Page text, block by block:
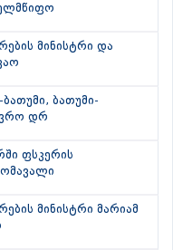
მინისტრი და
ბათუმი-
დრ
ფსკერის
მინისტრი მარიამ